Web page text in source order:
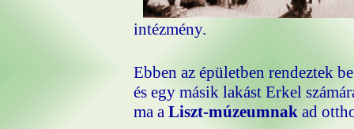
intézmény.
Ebben az épületben rendeztek
és egy másik lakást Erkel
ma a Liszt-múzeumnakad